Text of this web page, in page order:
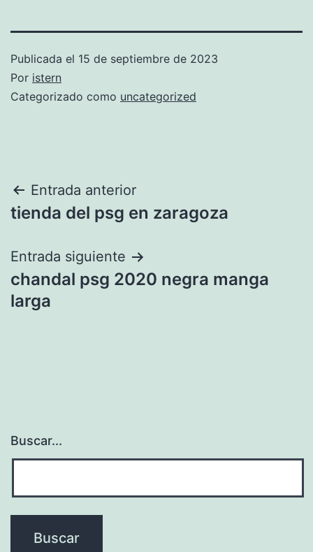
Publicada el 15 de septiembre de 2023
Por istern
Categorizado como uncategorized
Navegación
de
entradas
Entrada anterior
tienda del psg en zaragoza
Entrada siguiente
chandal psg 2020 negra manga
larga
Buscar...